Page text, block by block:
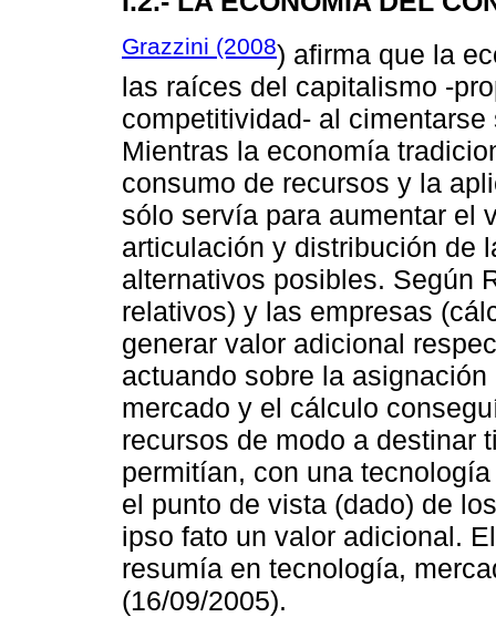
Grazzini (2008) afirma que la
las raíces del capitalismo -
competitividad- al
Mientras la economía
consumo de recursos y la
sólo servía para aumentar el
articulación y distribución de
alternativos posibles. Según
relativos) y las empresas
generar valor adicional
actuando sobre la
mercado y el cálculo
recursos de modo a destinar
permitían, con una
el punto de vista (dado) de
ipso fato un valor adicional.
resumía en tecnología,
(16/09/2005).